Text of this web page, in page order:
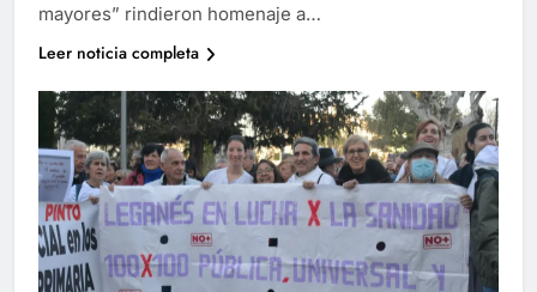
mayores” rindieron homenaje a…
Leer noticia completa